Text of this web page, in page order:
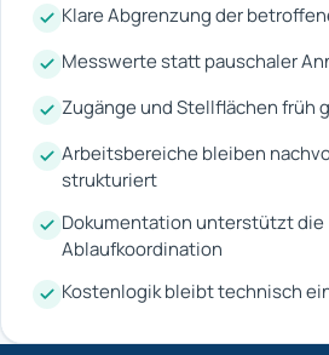
Klare Abgrenzung der
Messwerte statt pauschaler
Zugänge und Stellflächen früh
Arbeitsbereiche bleiben
strukturiert
Dokumentation unterstützt die
Ablaufkoordination
Kostenlogik bleibt technisch